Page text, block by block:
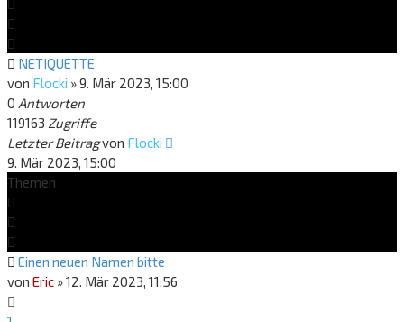
NETIQUETTE
von Flocki »9. Mär 2023, 15:00
0 Antworten
119163 Zugriffe
Letzter Beitragvon Flocki
9. Mär 2023, 15:00
Themen
Einen neuen Namen bitte
von Eric »12. Mär 2023, 11:56